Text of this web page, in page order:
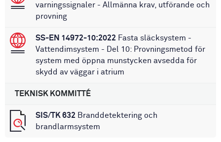
varningssignaler - Allmänna krav, utförande och
provning
SS-EN 14972-10:2022 Fasta släcksystem -
Vattendimsystem - Del 10: Provningsmetod för
system med öppna munstycken avsedda för
skydd av väggar i atrium
TEKNISK KOMMITTÉ
SIS/TK 632 Branddetektering och
brandlarmsystem